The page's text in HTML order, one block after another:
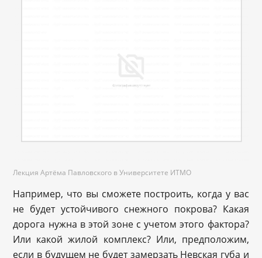
Лекция Артёма Павловского в Университете ИТМО
Например, что вы сможете построить, когда у вас
не будет устойчивого снежного покрова? Какая
дорога нужна в этой зоне с учетом этого фактора?
Или какой жилой комплекс? Или, предположим,
если в будущем не будет замерзать Невская губа и